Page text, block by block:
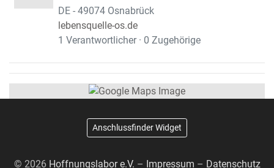
DE - 49074 Osnabrück
lebensquelle-os.de
1 Verantwortlicher · 0 Zugehörige
Anschlussfinder Widget
© 2026 Hoffnungslabor e.V. – Impressum – Datenschutz